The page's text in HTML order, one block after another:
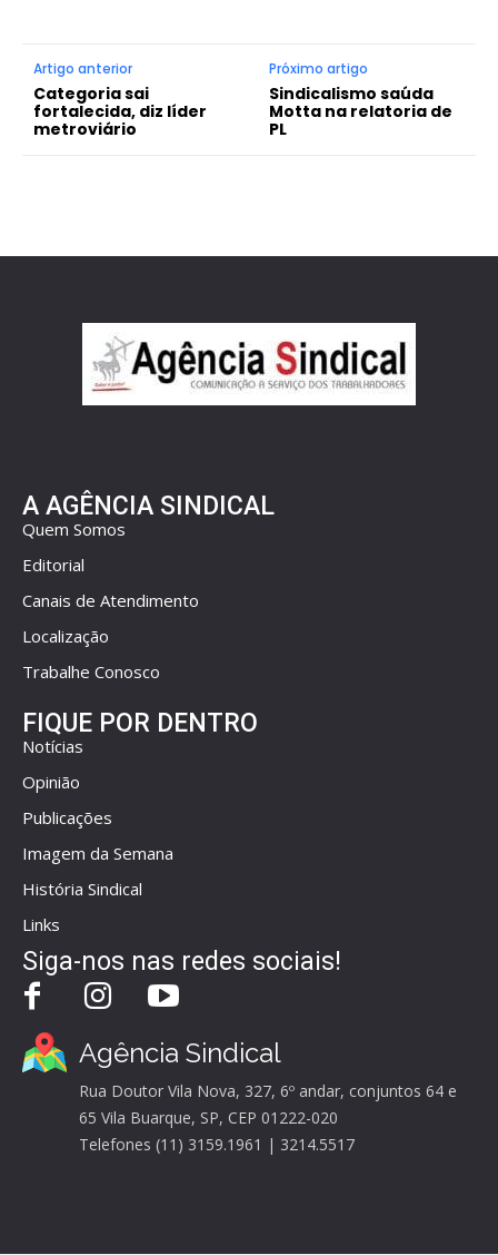
Artigo anterior
Categoria sai
fortalecida, diz líder
metroviário
Próximo artigo
Sindicalismo saúda
Motta na relatoria de
PL
A AGÊNCIA SINDICAL
Quem Somos
Editorial
Canais de Atendimento
Localização
Trabalhe Conosco
FIQUE POR DENTRO
Notícias
Opinião
Publicações
Imagem da Semana
História Sindical
Links
Siga-nos nas redes sociais!
Agência Sindical
Rua Doutor Vila Nova, 327, 6º andar, conjuntos 64 e
65 Vila Buarque, SP, CEP 01222-020
Telefones (11) 3159.1961 | 3214.5517